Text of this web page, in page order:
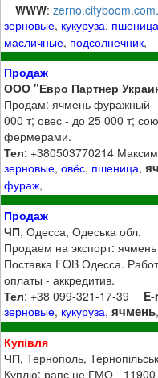
WWW:
зерновые, кукуруза, пшеница
масличные, подсолнечник,
Продаж
ООО "Евро Партнер
Продам: ячмень фуражный
000 т; овес - до 25 000 т;
фермерами.
Тел: +380503770214 Максим
зерновые,овёс, пшеница,
фураж,
Продаж
ЧП, Одесса, Одеська обл.
Продаем на экспорт:
Поставка FOB Одесса.
оплаты - аккредитив.
Тел: +38 099-321-17-39
зерновые, кукуруза,ячмень,
Купівля
ЧП, Тернополь,
Куплю: рапс не ГМО -